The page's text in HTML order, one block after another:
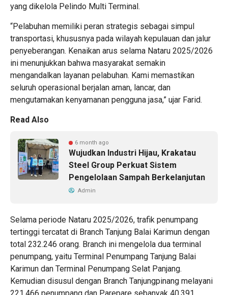
yang dikelola Pelindo Multi Terminal.
“Pelabuhan memiliki peran strategis sebagai simpul
transportasi, khususnya pada wilayah kepulauan dan jalur
penyeberangan. Kenaikan arus selama Nataru 2025/2026
ini menunjukkan bahwa masyarakat semakin
mengandalkan layanan pelabuhan. Kami memastikan
seluruh operasional berjalan aman, lancar, dan
mengutamakan kenyamanan pengguna jasa,” ujar Farid.
Read Also
6 month ago
Wujudkan Industri Hijau, Krakatau
Steel Group Perkuat Sistem
Pengelolaan Sampah Berkelanjutan
Admin
Selama periode Nataru 2025/2026, trafik penumpang
tertinggi tercatat di Branch Tanjung Balai Karimun dengan
total 232.246 orang. Branch ini mengelola dua terminal
penumpang, yaitu Terminal Penumpang Tanjung Balai
Karimun dan Terminal Penumpang Selat Panjang.
Kemudian disusul dengan Branch Tanjungpinang melayani